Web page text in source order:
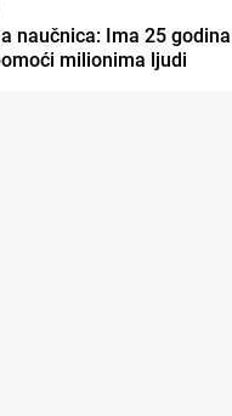
naučnica: Ima 25
milionima ljudi